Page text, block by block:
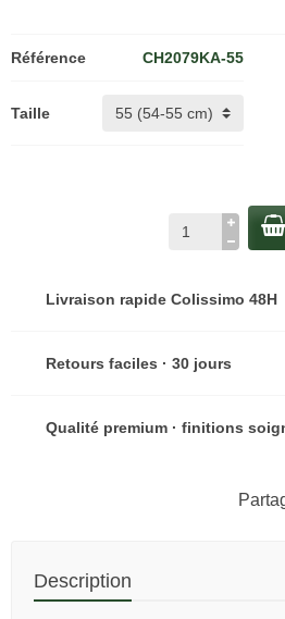
Référence CH2079KA-55
Taille
Livraison rapide Colissimo 48H
Retours faciles · 30 jours
Qualité premium · finitions
Description